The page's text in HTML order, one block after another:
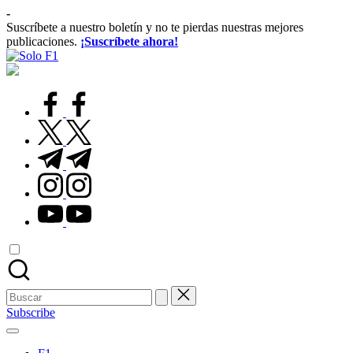
Saltar
al
contenido
-
Suscríbete a nuestro boletín y no te pierdas nuestras mejores
publicaciones. ¡Suscríbete ahora!
Para
facebook.com
twitter.com
t.me
instagram.com
youtube.com
Buscar:
Subscribe